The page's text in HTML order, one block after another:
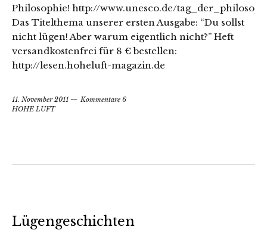
Philosophie! http://www.unesco.de/
Das Titelthema unserer ersten Ausgabe: “Du sollst
nicht lügen! Aber warum eigentlich nicht?” Heft
versandkostenfrei für 8 € bestellen:
http://lesen.hoheluft-magazin.de
11. November 2011
Kommentare 6
HOHE LUFT
Lügengeschichten